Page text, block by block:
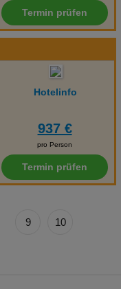
Termin prüfen
Hotelinfo
937 €
pro Person
Termin prüfen
9 10